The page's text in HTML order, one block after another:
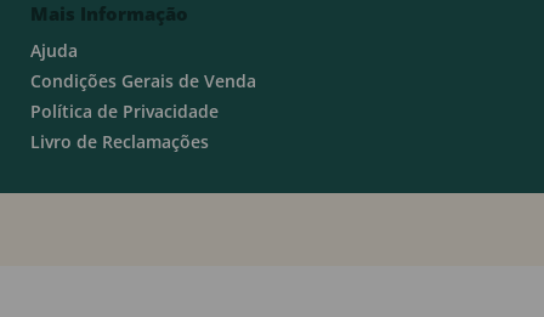
Mais Informação
Ajuda
Condições Gerais de Venda
Política de Privacidade
Livro de Reclamações